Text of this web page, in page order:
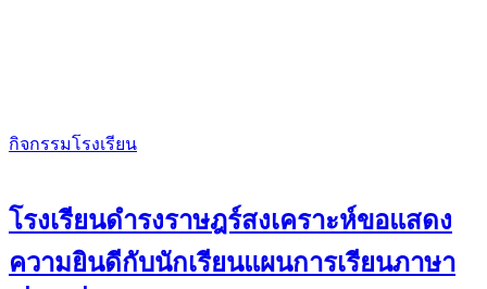
กิจกรรมโรงเรียน
โรงเรียนดำรงราษฎร์สงเคราะห์ขอแสดง
ความยินดีกับนักเรียนแผนการเรียนภาษา